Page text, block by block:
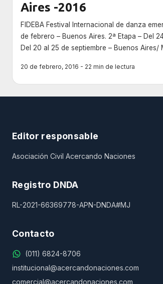
Aires -2016
FIDEBA Festival Internacional de danza
de febrero – Buenos Aires. 2ª Etapa – Del
Del 20 al 25 de septiembre – Buenos
20 de febrero, 2016 - 22 min de lectura
Editor responsable
Asociación Civil Acercando Naciones
Registro DNDA
RL-2021-66369778-APN-DNDA#MJ
Contacto
(011) 6824-8706
institucional@acercandonaciones.com
comercial@acercandonaciones.com